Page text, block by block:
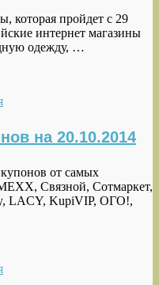
которая пройдет с 29
интернет магазины
одежду, …
на 20.10.2014
от самых
Связной, Сотмаркет,
LACY, KupiVIP, ОГО!,